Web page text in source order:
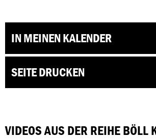
IN MEINEN KALENDER
SEITE DRUCKEN
VIDEOS AUS DER REIHE BÖLL